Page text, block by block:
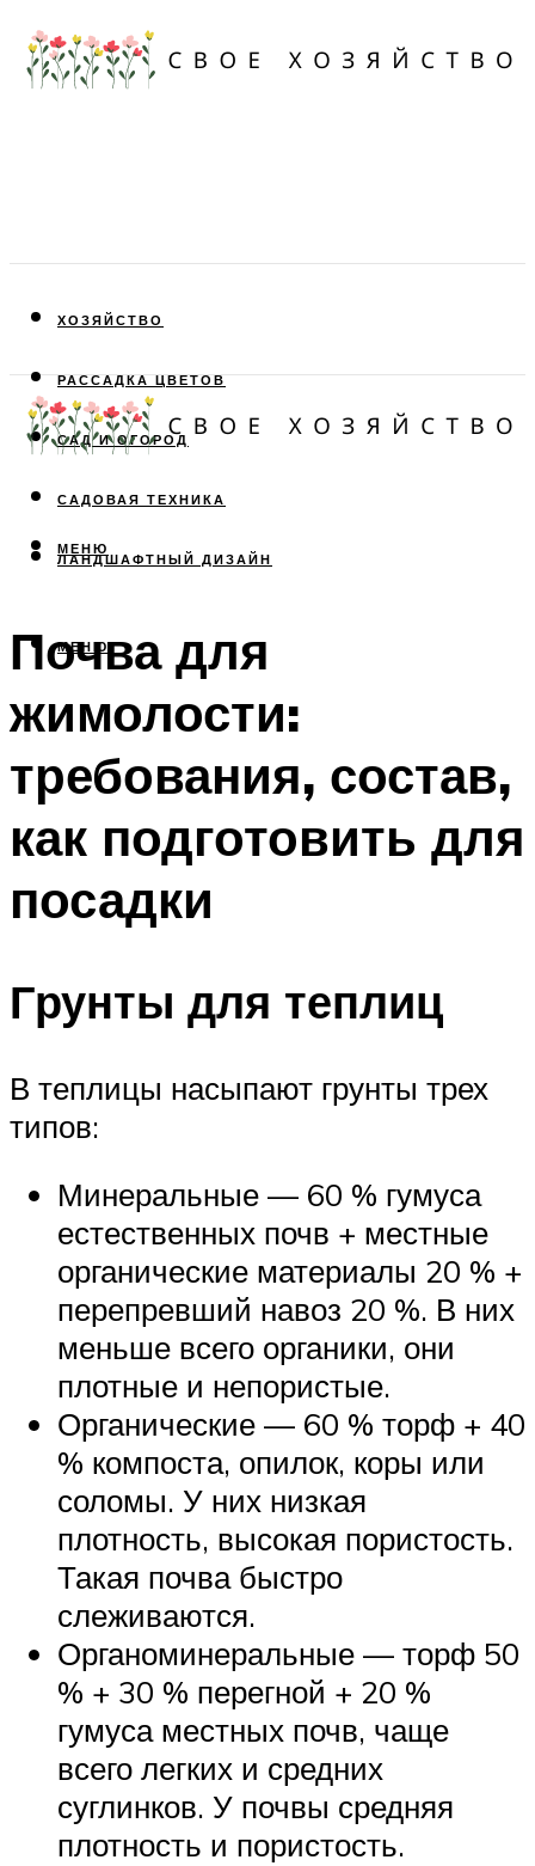
ХОЗЯЙСТВО
РАССАДКА ЦВЕТОВ
САД И ОГОРОД
САДОВАЯ ТЕХНИКА
ЛАНДШАФТНЫЙ ДИЗАЙН
МЕНЮ
МЕНЮ
Почва для
жимолости:
требования, состав,
как подготовить для
посадки
Грунты для теплиц
В теплицы насыпают грунты трех
типов:
Минеральные — 60 % гумуса
естественных почв + местные
органические материалы 20 % +
перепревший навоз 20 %. В них
меньше всего органики, они
плотные и непористые.
Органические — 60 % торф + 40
% компоста, опилок, коры или
соломы. У них низкая
плотность, высокая пористость.
Такая почва быстро
слеживаются.
Органоминеральные — торф 50
% + 30 % перегной + 20 %
гумуса местных почв, чаще
всего легких и средних
суглинков. У почвы средняя
плотность и пористость.